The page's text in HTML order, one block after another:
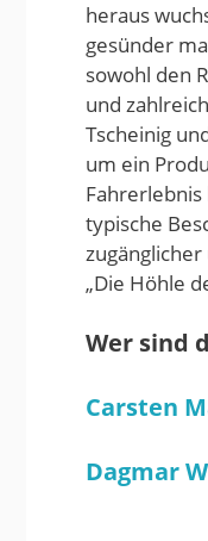
heraus
gesünder
sowohl den
und
Tscheinig
um ein
typische
„Die Höhle
Wer sind
Carsten
Dagmar